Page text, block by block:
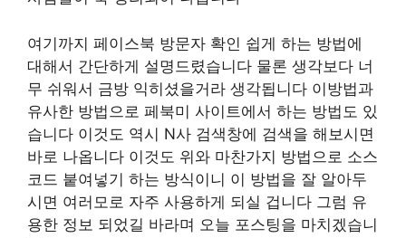
여기까지 페이스북 방문자 확인 쉽게 하는 방법에
대해서 간단하게 설명드렸습니다 물론 생각보다 너
무 쉬워서 금방 익히셨을거라 생각됩니다 이방법과
유사한 방법으로 페북미 사이트에서 하는 방법도 있
습니다 이것도 역시 N사 검색창에 검색을 해보시면
바로 나옵니다 이것도 위와 마찬가지 방법으로 소스
코드 붙여넣기 하는 방식이니 이 방법을 잘 알아두
시면 여러모로 자주 사용하게 되실 겁니다 그럼 유
용한 정보 되었길 바라며 오늘 포스팅을 마치겠습니